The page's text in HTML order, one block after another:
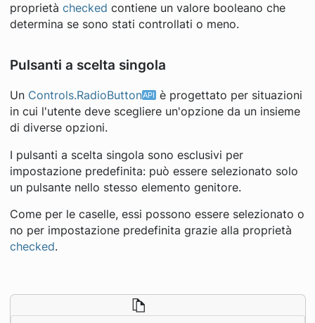
proprietà checked contiene un valore booleano che
determina se sono stati controllati o meno.
Pulsanti a scelta singola
Un Controls.RadioButton
è progettato per situazioni
in cui l'utente deve scegliere un'opzione da un insieme
di diverse opzioni.
I pulsanti a scelta singola sono esclusivi per
impostazione predefinita: può essere selezionato solo
un pulsante nello stesso elemento genitore.
Come per le caselle, essi possono essere selezionato o
no per impostazione predefinita grazie alla proprietà
checked.